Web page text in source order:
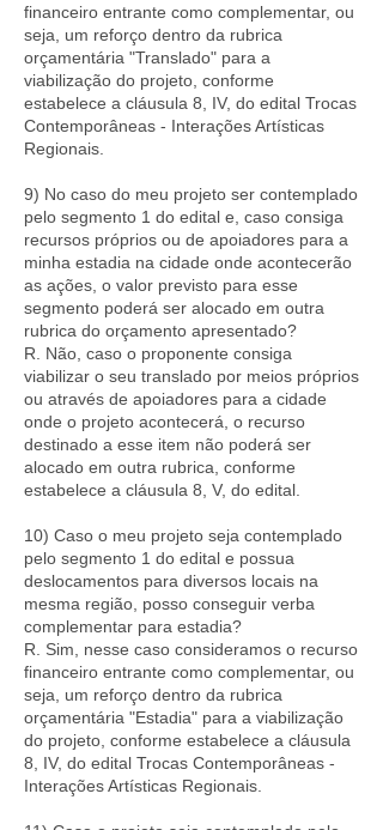
financeiro entrante como complementar, ou
seja, um reforço dentro da rubrica
orçamentária "Translado" para a
viabilização do projeto, conforme
estabelece a cláusula 8, IV, do edital Trocas
Contemporâneas - Interações Artísticas
Regionais.
9) No caso do meu projeto ser contemplado
pelo segmento 1 do edital e, caso consiga
recursos próprios ou de apoiadores para a
minha estadia na cidade onde acontecerão
as ações, o valor previsto para esse
segmento poderá ser alocado em outra
rubrica do orçamento apresentado?
R. Não, caso o proponente consiga
viabilizar o seu translado por meios próprios
ou através de apoiadores para a cidade
onde o projeto acontecerá, o recurso
destinado a esse item não poderá ser
alocado em outra rubrica, conforme
estabelece a cláusula 8, V, do edital.
10) Caso o meu projeto seja contemplado
pelo segmento 1 do edital e possua
deslocamentos para diversos locais na
mesma região, posso conseguir verba
complementar para estadia?
R. Sim, nesse caso consideramos o recurso
financeiro entrante como complementar, ou
seja, um reforço dentro da rubrica
orçamentária "Estadia" para a viabilização
do projeto, conforme estabelece a cláusula
8, IV, do edital Trocas Contemporâneas -
Interações Artísticas Regionais.